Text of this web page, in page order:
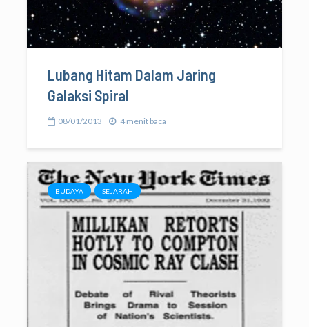
Lubang Hitam Dalam Jaring
Galaksi Spiral
08/01/2013 4 menit baca
BUDAYA SEJARAH